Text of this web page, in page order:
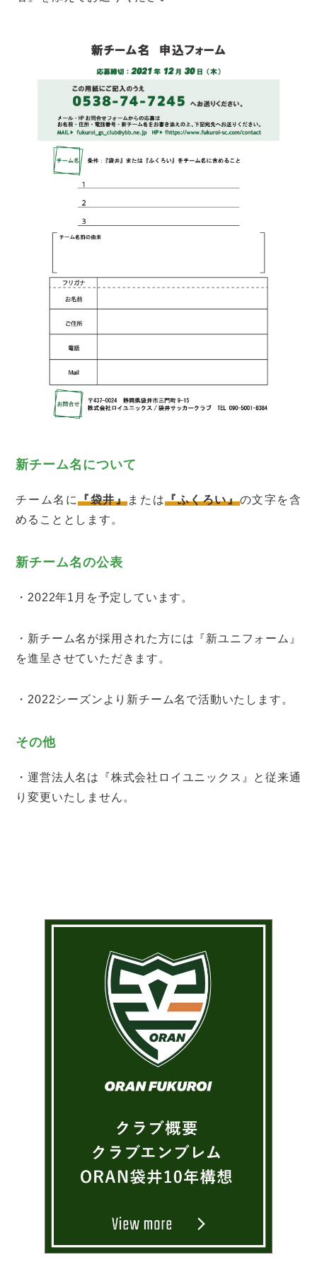
新チーム名について
チーム名に『袋井』または『ふくろい』の文字を含
めることとします。
新チーム名の公表
・2022年1月を予定しています。
・新チーム名が採用された方には『新ユニフォーム』
を進呈させていただきます。
・2022シーズンより新チーム名で活動いたします。
その他
・運営法人名は『株式会社ロイユニックス』と従来通
り変更いたしません。